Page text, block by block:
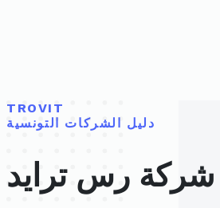
TROVIT
دليل الشركات التونسية
شركة رس ترايد